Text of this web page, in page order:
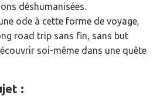
déshumanisées.
ode à cette forme de voyage,
road trip sans fin, sans but
soi-même dans une quête
: